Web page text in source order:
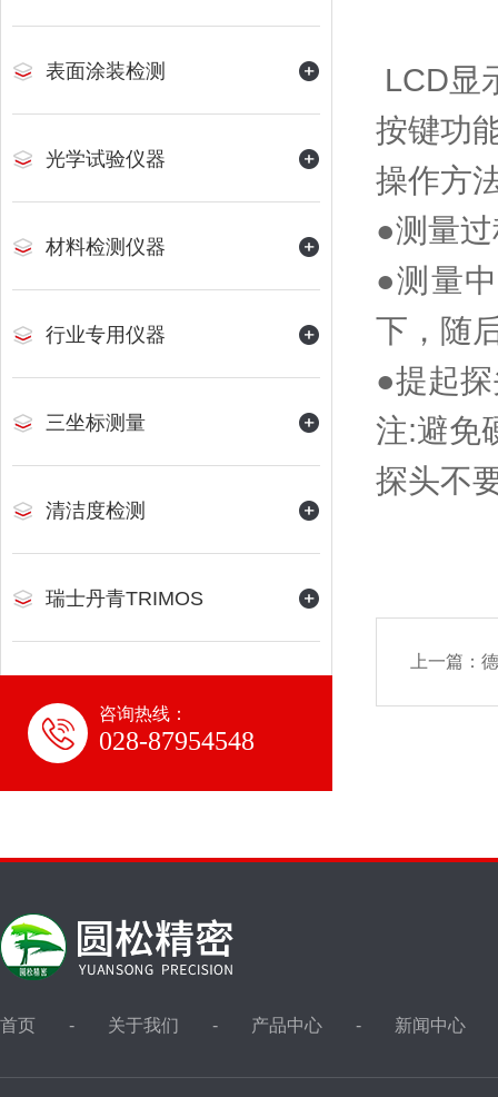
表面涂装检测
光学试验仪器
材料检测仪器
行业专用仪器
三坐标测量
清洁度检测
瑞士丹青TRIMOS
咨询热线：
028-87954548
LCD显
按键功
操作方
●测量
●测量
下，随
●提起
注:避免
探头不
上一篇：
首页 关于我们 产品中心 新闻中心